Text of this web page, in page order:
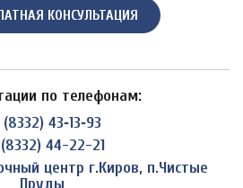
КОНСУЛЬТАЦИЯ
по телефонам:
43‑13‑93
44-22-21
центр г.Киров, п.Чистые
Пруды